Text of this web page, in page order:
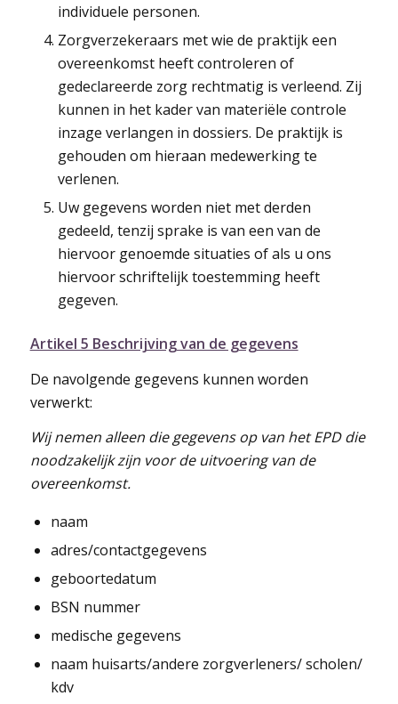
individuele personen.
Zorgverzekeraars met wie de praktijk een
overeenkomst heeft controleren of
gedeclareerde zorg rechtmatig is verleend. Zij
kunnen in het kader van materiële controle
inzage verlangen in dossiers. De praktijk is
gehouden om hieraan medewerking te
verlenen.
Uw gegevens worden niet met derden
gedeeld, tenzij sprake is van een van de
hiervoor genoemde situaties of als u ons
hiervoor schriftelijk toestemming heeft
gegeven.
Artikel 5 Beschrijving van de gegevens
De navolgende gegevens kunnen worden
verwerkt:
Wij nemen alleen die gegevens op van het EPD die
noodzakelijk zijn voor de uitvoering van de
overeenkomst.
naam
adres/contactgegevens
geboortedatum
BSN nummer
medische gegevens
naam huisarts/andere zorgverleners/ scholen/
kdv